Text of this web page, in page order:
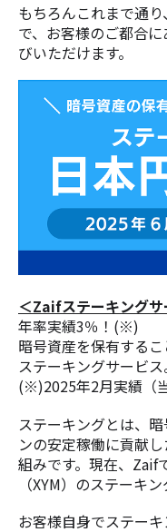
もちろんこれまで通
で、お客様のご都合
びいただけます。
＜Zaifステーキングサ
年率実績3％！(※)
暗号資産を保有する
ステーキングサービス
(※)2025年2月実績（
ステーキングとは、
ンの安定稼働に貢献
組みです。現在、Zaif
（XYM）のステーキ
お客様自身でステー